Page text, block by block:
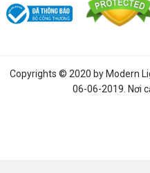
Copyrights © 2020 by Modern
06-06-2019. Nơi